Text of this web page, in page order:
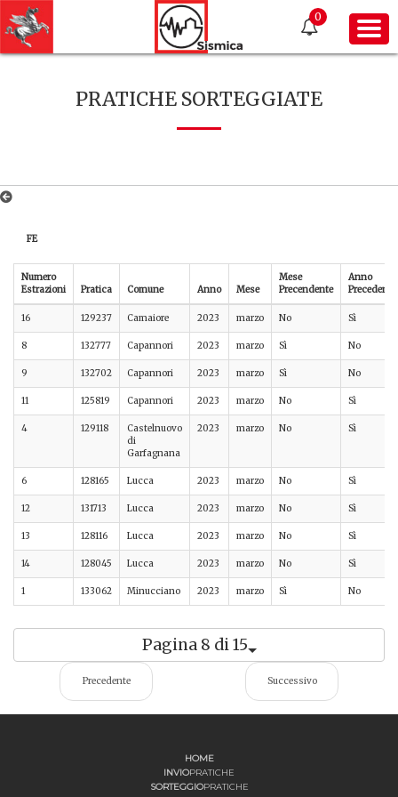
0
PRATICHE SORTEGGIATE
FE
Numero
Estrazioni
Pratica Comune Anno Mese
Mese
Precendente
Anno
Precedente
16 129237 Camaiore 2023 marzo No Sì
8 132777 Capannori 2023 marzo Sì No
9 132702 Capannori 2023 marzo Sì No
11 125819 Capannori 2023 marzo No Sì
4 129118
Castelnuovo
di
Garfagnana
2023 marzo No Sì
6 128165 Lucca 2023 marzo No Sì
12 131713 Lucca 2023 marzo No Sì
13 128116 Lucca 2023 marzo No Sì
14 128045 Lucca 2023 marzo No Sì
1 133062 Minucciano 2023 marzo Sì No
Pagina 8 di 15
Precedente Successivo
HOME
INVIOPRATICHE
SORTEGGIOPRATICHE